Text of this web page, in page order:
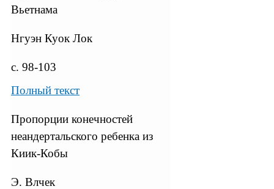
Вьетнама
Нгуэн Куок Лок
с. 98-103
Полный текст
Пропорции конечностей
неандертальского ребенка из
Киик-Кобы
Э. Влчек